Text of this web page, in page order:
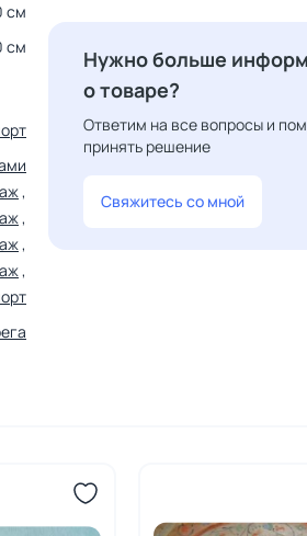
см
см
,
,
,
,
Нужно больше
о товаре?
Ответим на все вопросы и
принять решение
Свяжитесь со мной